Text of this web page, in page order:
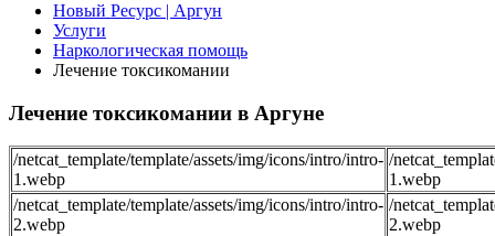
Новый Ресурс | Аргун
Услуги
Наркологическая помощь
Лечение токсикомании
Лечение токсикомании в Аргуне
/netcat_template/template/assets/img/icons/intro/intro-
1.webp
/
1.webp
/netcat_template/template/assets/img/icons/intro/intro-
2.webp
/
2.webp